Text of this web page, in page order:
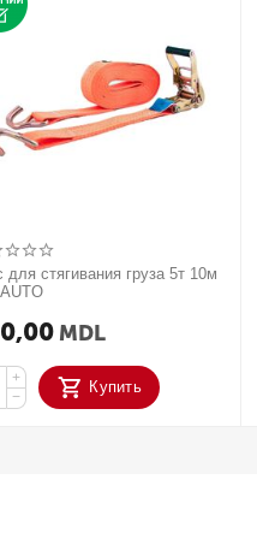
для стягивания груза 5т 10м
MDL
+
−
Купить